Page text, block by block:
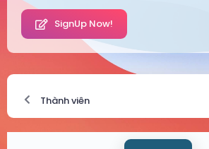
SignUp Now!
Thành viên